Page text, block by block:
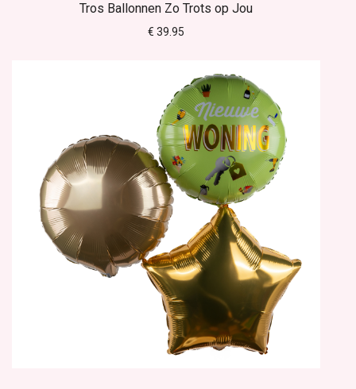
Tros Ballonnen Zo Trots op Jou
€ 39.95